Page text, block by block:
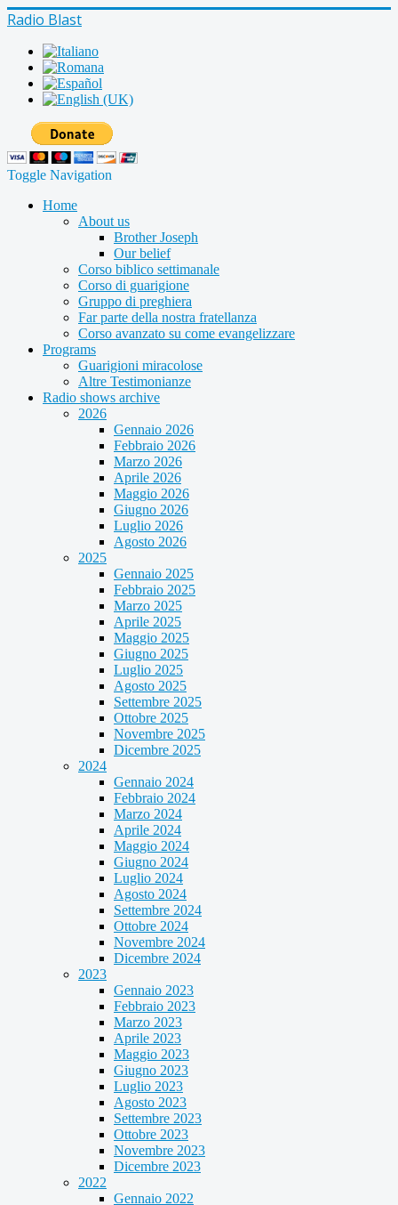
Radio Blast
Toggle Navigation
Home
About us
Brother Joseph
Our belief
Corso biblico settimanale
Corso di guarigione
Gruppo di preghiera
Far parte della nostra fratellanza
Corso avanzato su come evangelizzare
Programs
Guarigioni miracolose
Altre Testimonianze
Radio shows archive
2026
Gennaio 2026
Febbraio 2026
Marzo 2026
Aprile 2026
Maggio 2026
Giugno 2026
Luglio 2026
Agosto 2026
2025
Gennaio 2025
Febbraio 2025
Marzo 2025
Aprile 2025
Maggio 2025
Giugno 2025
Luglio 2025
Agosto 2025
Settembre 2025
Ottobre 2025
Novembre 2025
Dicembre 2025
2024
Gennaio 2024
Febbraio 2024
Marzo 2024
Aprile 2024
Maggio 2024
Giugno 2024
Luglio 2024
Agosto 2024
Settembre 2024
Ottobre 2024
Novembre 2024
Dicembre 2024
2023
Gennaio 2023
Febbraio 2023
Marzo 2023
Aprile 2023
Maggio 2023
Giugno 2023
Luglio 2023
Agosto 2023
Settembre 2023
Ottobre 2023
Novembre 2023
Dicembre 2023
2022
Gennaio 2022